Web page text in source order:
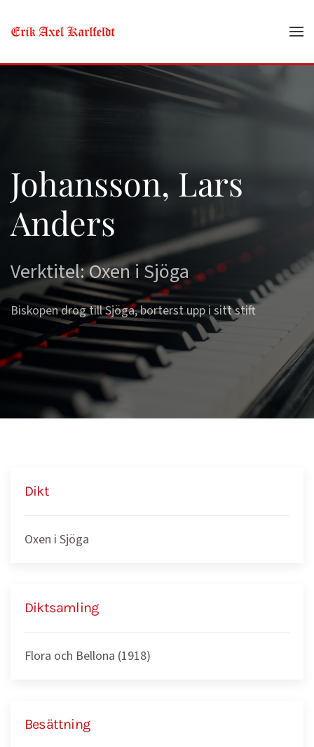
Skip to main content
Johansson, Lars
Anders
Verktitel: Oxen i Sjöga
Biskopen drog till Sjöga, borterst upp i sitt stift
Dikt
Oxen i Sjöga
Diktsamling
Flora och Bellona (1918)
Besättning